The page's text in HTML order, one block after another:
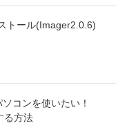
トール(Imager2.0.6)
コンを使いたい！
る方法